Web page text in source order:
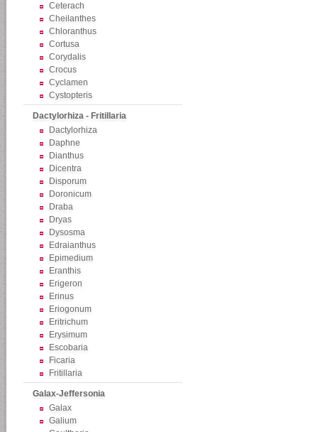
Ceterach
Cheilanthes
Chloranthus
Cortusa
Corydalis
Crocus
Cyclamen
Cystopteris
Dactylorhiza - Fritillaria
Dactylorhiza
Daphne
Dianthus
Dicentra
Disporum
Doronicum
Draba
Dryas
Dysosma
Edraianthus
Epimedium
Eranthis
Erigeron
Erinus
Eriogonum
Eritrichum
Erysimum
Escobaria
Ficaria
Fritillaria
Galax-Jeffersonia
Galax
Galium